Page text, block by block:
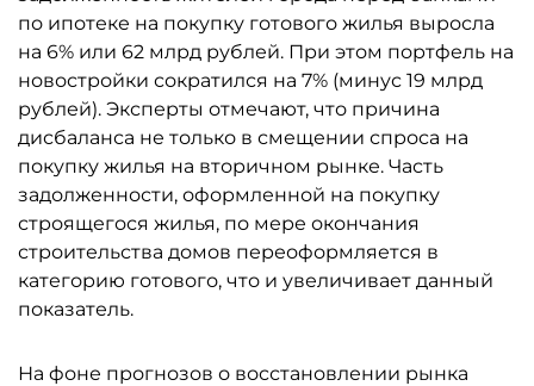
по ипотеке на покупку готового жилья выросла
на 6% или 62 млрд рублей. При этом портфель на
новостройки сократился на 7% (минус 19 млрд
рублей). Эксперты отмечают, что причина
дисбаланса не только в смещении спроса на
покупку жилья на вторичном рынке. Часть
задолженности, оформленной на покупку
строящегося жилья, по мере окончания
строительства домов переоформляется в
категорию готового, что и увеличивает данный
показатель.
На фоне прогнозов о восстановлении рынка